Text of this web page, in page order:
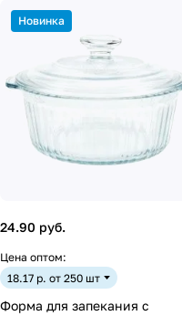
Новинка
24.90 руб.
Цена оптом:
18.17 р. от 250 шт
Форма для запекания с